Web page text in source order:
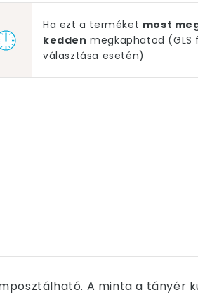
Ha ezt a terméket most
kedden megkaphatod (GLS
választása esetén)
A minta a tányér